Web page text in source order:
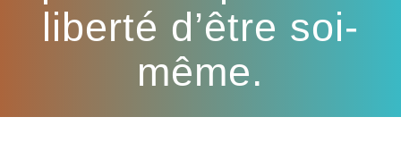
liberté d’être soi-
même.